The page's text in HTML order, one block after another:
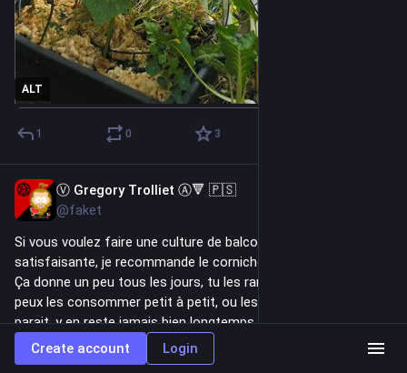
ALT
1 0 3
Ⓥ Gregory Trolliet Ⓐ🔻 🇵🇸
@faket
Si vous voulez faire une culture de balcon et hyper
satisfaisante, je recommande le cornichon 🥰
Ça donne un peu tous les jours, tu les ranges au vinaigre et tu
peux les consommer petit à petit, ou les stocker pour l'hiver (y
parait, y en reste jamais bien longtemps chez moi…)
Hide
Create account Login